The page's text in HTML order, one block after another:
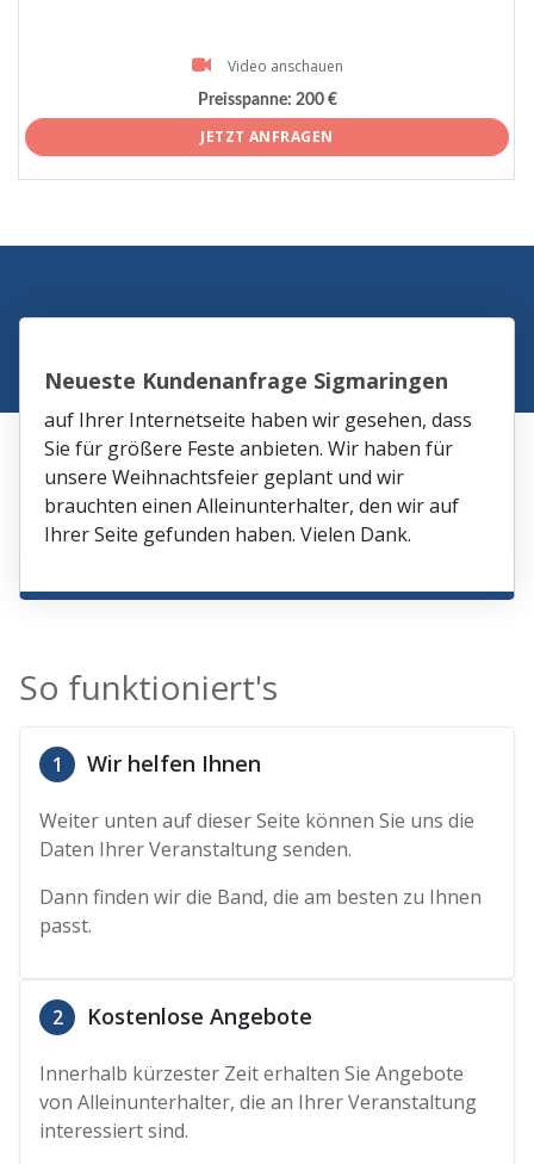
Video anschauen
Preisspanne: 200 €
JETZT ANFRAGEN
Neueste Kundenanfrage Sigmaringen
auf Ihrer Internetseite haben wir gesehen, dass
Sie für größere Feste anbieten. Wir haben für
unsere Weihnachtsfeier geplant und wir
brauchten einen Alleinunterhalter, den wir auf
Ihrer Seite gefunden haben. Vielen Dank.
So funktioniert's
1 Wir helfen Ihnen
Weiter unten auf dieser Seite können Sie uns die
Daten Ihrer Veranstaltung senden.
Dann finden wir die Band, die am besten zu Ihnen
passt.
2 Kostenlose Angebote
Innerhalb kürzester Zeit erhalten Sie Angebote
von Alleinunterhalter, die an Ihrer Veranstaltung
interessiert sind.